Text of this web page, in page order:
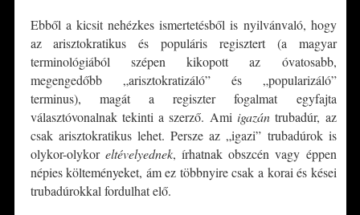
Ebből a kicsit nehézkes ismertetésből is nyilvánvaló, hogy
az arisztokratikus és populáris regisztert (a magyar
terminológiából szépen kikopott az óvatosabb,
megengedőbb „arisztokratizáló” és „popularizáló”
terminus), magát a regiszter fogalmat egyfajta
választóvonalnak tekinti a szerző. Amiigazán trubadúr, az
csak arisztokratikus lehet. Persze az „igazi” trubadúrok is
olykor-olykor eltévelyednek, írhatnak obszcén vagy éppen
népies költeményeket, ám ez többnyire csak a korai és kései
trubadúrokkal fordulhat elő.